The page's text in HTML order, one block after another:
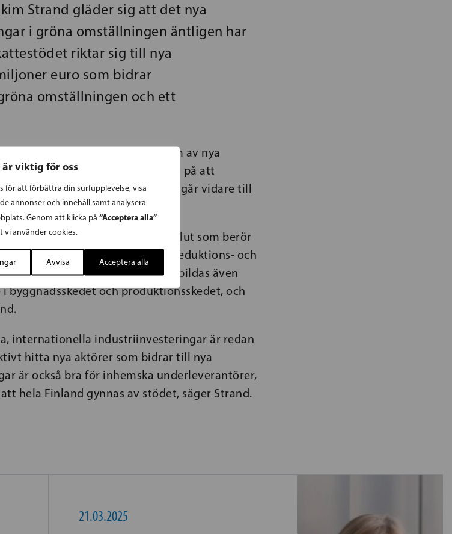
viktig för oss
för att förbättra din surfupplevelse, visa
annonser och innehåll samt analysera
Genom att klicka på “Acceptera alla”
vi använder cookies.
Avvisa Acceptera alla
Strand gläder sig att det nya
i gröna omställningen äntligen har
riktar sig till nya
euro som bidrar
omställningen och ett
en riktig injektion i form av nya
GigaVaasa har länge väntat på att
vi vänta oss att flera etableringar går vidare till
att försnabba investeringsbeslut som berör
och industrins utsläppsreduktions- och
riktas till storinvesteringar bildas även
byggnadsskedet och produktionsskedet, och
internationella industriinvesteringar är redan
hitta nya aktörer som bidrar till nya
är också bra för inhemska underleverantörer,
hela Finland gynnas av stödet, säger Strand.
21.03.2025